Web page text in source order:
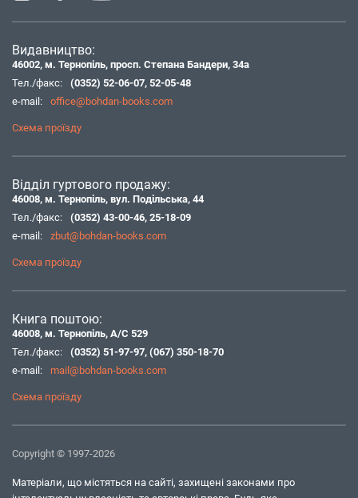
Видавництво:
46002, м. Тернопіль, просп. Степана Бандери, 34а
Тел./факс:
(0352) 52-06-07, 52-05-48
e-mail:
office@bohdan-books.com
Схема проїзду
Відділ гуртового продажу:
46008, м. Тернопіль, вул. Подільська, 44
Тел./факс:
(0352) 43-00-46, 25-18-09
e-mail:
zbut@bohdan-books.com
Схема проїзду
Книга поштою:
46008, м. Тернопіль, А/С 529
Тел./факс:
(0352) 51-97-97, (067) 350-18-70
e-mail:
mail@bohdan-books.com
Схема проїзду
Copyright © 1997-2026
Матеріали, що містяться на сайті, захищені законами про